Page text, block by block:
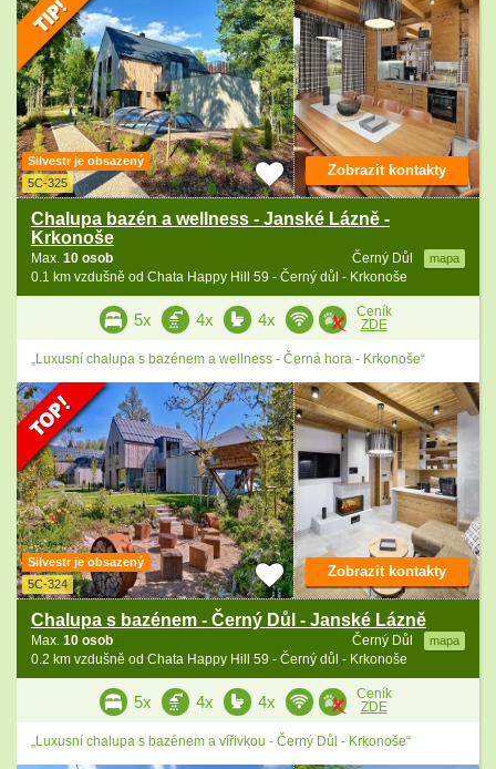
Silvestr je obsazený
5C-325
Chalupa bazén a wellness - Janské Lázně -
Krkonoše
Černý Důl mapa
Max. 10 osob
0.1 km vzdušně od Chata Happy Hill 59 - Černý důl - Krkonoše
Zobrazit kontakty
5x 4x 4x
Ceník
ZDE
„Luxusní chalupa s bazénem a wellness - Černá hora - Krkonoše“
Silvestr je obsazený
5C-324
Chalupa s bazénem - Černý Důl - Janské Lázně
Černý Důl mapa
Max. 10 osob
0.2 km vzdušně od Chata Happy Hill 59 - Černý důl - Krkonoše
Zobrazit kontakty
5x 4x 4x
Ceník
ZDE
„Luxusní chalupa s bazénem a vířivkou - Černý Důl - Krkonoše“